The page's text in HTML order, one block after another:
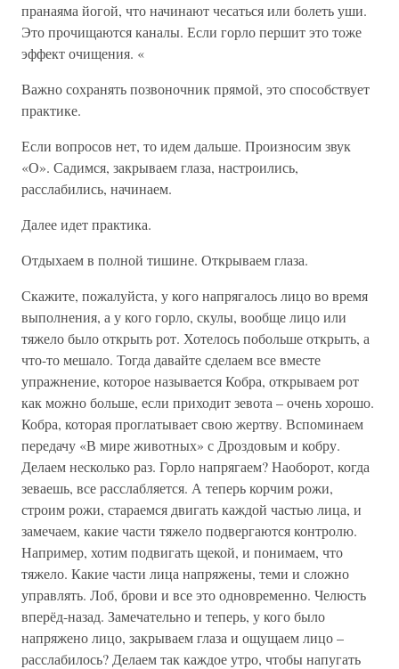
пранаяма йогой, что начинают чесаться или болеть уши.
Это прочищаются каналы. Если горло першит это тоже
эффект очищения. «
Важно сохранять позвоночник прямой, это способствует
практике.
Если вопросов нет, то идем дальше. Произносим звук
«О». Садимся, закрываем глаза, настроились,
расслабились, начинаем.
Далее идет практика.
Отдыхаем в полной тишине. Открываем глаза.
Скажите, пожалуйста, у кого напрягалось лицо во время
выполнения, а у кого горло, скулы, вообще лицо или
тяжело было открыть рот. Хотелось побольше открыть, а
что-то мешало. Тогда давайте сделаем все вместе
упражнение, которое называется Кобра, открываем рот
как можно больше, если приходит зевота – очень хорошо.
Кобра, которая проглатывает свою жертву. Вспоминаем
передачу «В мире животных» с Дроздовым и кобру.
Делаем несколько раз. Горло напрягаем? Наоборот, когда
зеваешь, все расслабляется. А теперь корчим рожи,
строим рожи, стараемся двигать каждой частью лица, и
замечаем, какие части тяжело подвергаются контролю.
Например, хотим подвигать щекой, и понимаем, что
тяжело. Какие части лица напряжены, теми и сложно
управлять. Лоб, брови и все это одновременно. Челюсть
вперёд-назад. Замечательно и теперь, у кого было
напряжено лицо, закрываем глаза и ощущаем лицо –
расслабилось? Делаем так каждое утро, чтобы напугать